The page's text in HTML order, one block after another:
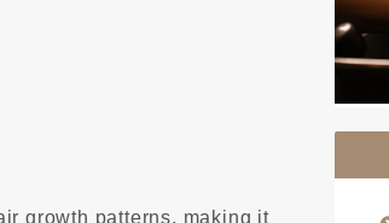
growth patterns, making it